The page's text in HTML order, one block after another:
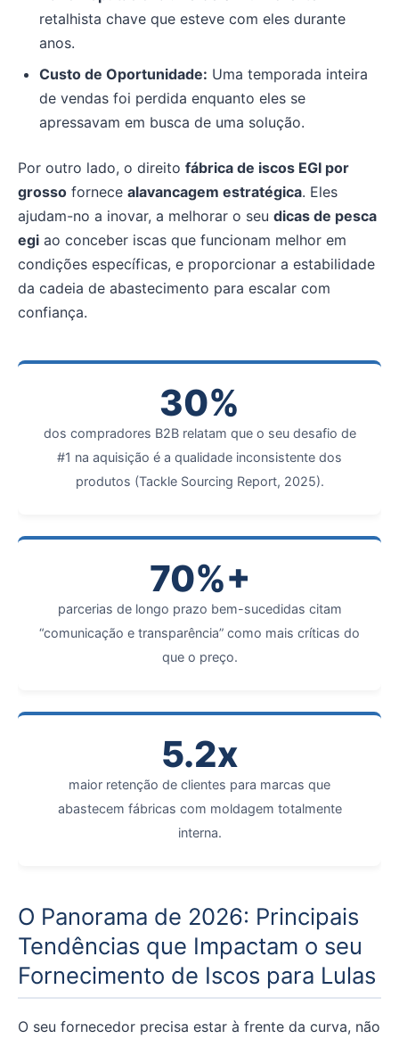
retalhista chave que esteve com eles durante
anos.
Custo de Oportunidade: Uma temporada inteira
de vendas foi perdida enquanto eles se
apressavam em busca de uma solução.
Por outro lado, o direito fábrica de iscos EGI por
grosso fornece alavancagem estratégica. Eles
ajudam-no a inovar, a melhorar o seu dicas de pesca
egi ao conceber iscas que funcionam melhor em
condições específicas, e proporcionar a estabilidade
da cadeia de abastecimento para escalar com
confiança.
30%
dos compradores B2B relatam que o seu desafio de
#1 na aquisição é a qualidade inconsistente dos
produtos (Tackle Sourcing Report, 2025).
70%+
parcerias de longo prazo bem-sucedidas citam
“comunicação e transparência” como mais críticas do
que o preço.
5.2x
maior retenção de clientes para marcas que
abastecem fábricas com moldagem totalmente
interna.
O Panorama de 2026: Principais
Tendências que Impactam o seu
Fornecimento de Iscos para Lulas
O seu fornecedor precisa estar à frente da curva, não